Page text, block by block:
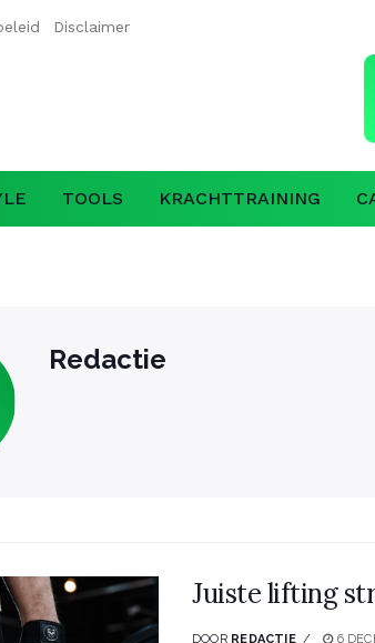
Disclaimer
TOOLS KRACHTTRAINING
Redactie
Juiste lifting
DOOR REDACTIE 6